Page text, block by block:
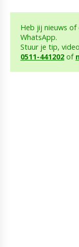
Heb jij nieuws of
WhatsApp.
Stuur je tip,
0511-441202 of